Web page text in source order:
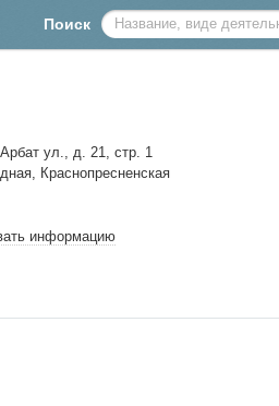
Поиск
ул., д. 21, стр. 1
Краснопресненская
информацию